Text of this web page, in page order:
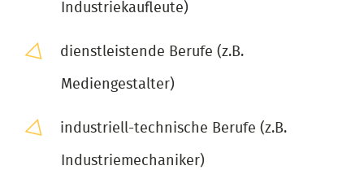
Industriekaufleute)
dienstleistende Berufe (z.B.
Mediengestalter)
industriell-technische Berufe (z.B.
Industriemechaniker)